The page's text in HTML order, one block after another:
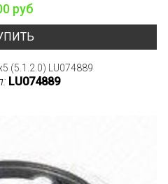
руб
(5.1.2.0) LU074889
LU074889